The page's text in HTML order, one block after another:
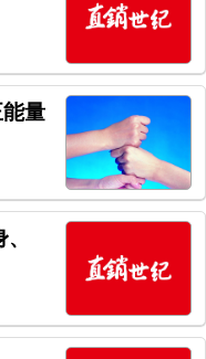
量